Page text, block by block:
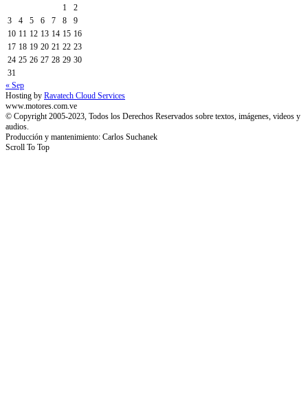
1
2
3
4 5 6 7 8
9
10 11 12 13 14 15 16
17 18 19 20 21 22 23
24 25 26 27 28 29 30
31
« Sep
Hosting by Ravatech Cloud Services
www.motores.com.ve
© Copyright 2005-2023, Todos los Derechos Reservados sobre textos, imágenes, videos y
audios.
Producción y mantenimiento: Carlos Suchanek
Scroll To Top